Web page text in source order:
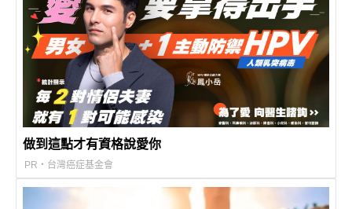
做到這點才有資格說愛你
PR・台灣癌症基金會